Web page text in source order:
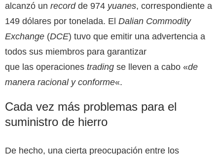
alcanzó un record de 974 yuanes, correspondiente a
149 dólares por tonelada. El Dalian Commodity
Exchange (DCE) tuvo que emitir una advertencia a
todos sus miembros para garantizar
que las operaciones trading se lleven a cabo «de
manera racional y conforme«.
Cada vez más problemas para el
suministro de hierro
De hecho, una cierta preocupación entre los